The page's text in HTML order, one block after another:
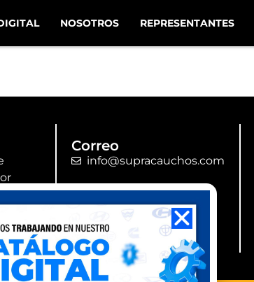
NOSOTROS REPRESENTANTES
-
Correo
info@supracauchos.com